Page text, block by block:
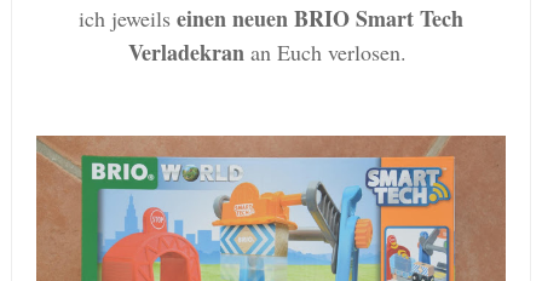
ich jeweils einen neuen BRIO Smart Tech
Verladekran an Euch verlosen.